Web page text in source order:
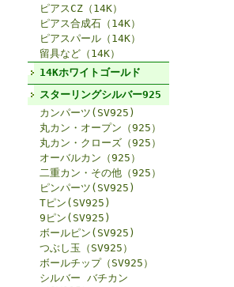
ピアスCZ（14K）
ピアス合成石（14K）
ピアスパール（14K）
留具など（14K）
14Kホワイトゴールド
スターリングシルバー925
カンパーツ(SV925)
丸カン・オープン（925）
丸カン・クローズ（925）
オーバルカン（925）
二重カン・その他（925）
ピンパーツ(SV925)
Tピン(SV925)
9ピン(SV925)
ボールピン(SV925)
つぶし玉（SV925）
ボールチップ（SV925）
シルバー バチカン